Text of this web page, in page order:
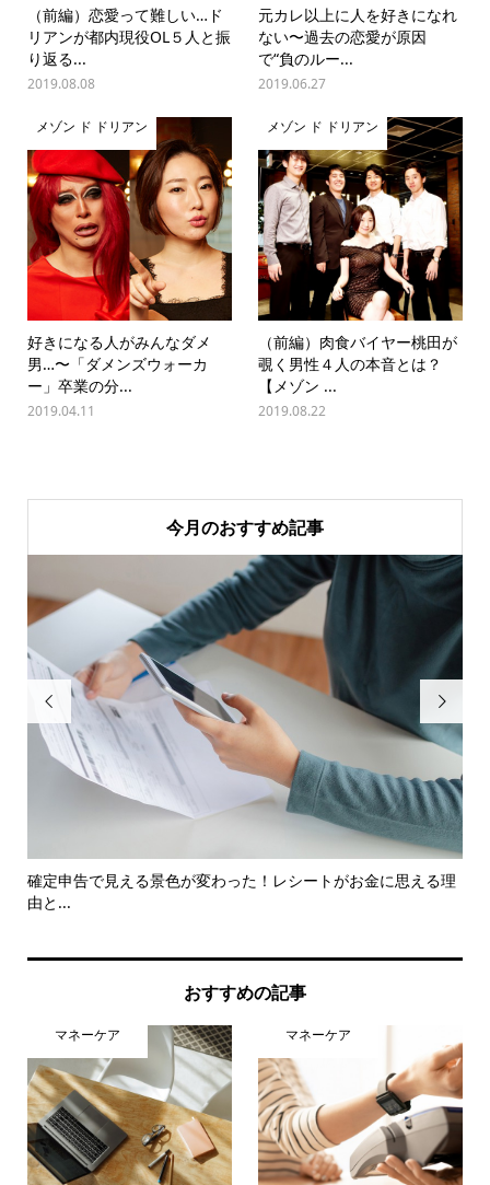
（前編）恋愛って難しい…ド
リアンが都内現役OL５人と振
り返る...
2019.08.08
元カレ以上に人を好きになれ
ない〜過去の恋愛が原因
で“負のルー...
2019.06.27
メゾン ド ドリアン
好きになる人がみんなダメ
男…〜「ダメンズウォーカ
ー」卒業の分...
2019.04.11
メゾン ド ドリアン
（前編）肉食バイヤー桃田が
覗く男性４人の本音とは？
【メゾン ...
2019.08.22
今月のおすすめ記事

確定申告で見える景色が変わった！レシートがお金に思える理
由と...

おすすめの記事
マネーケア マネーケア